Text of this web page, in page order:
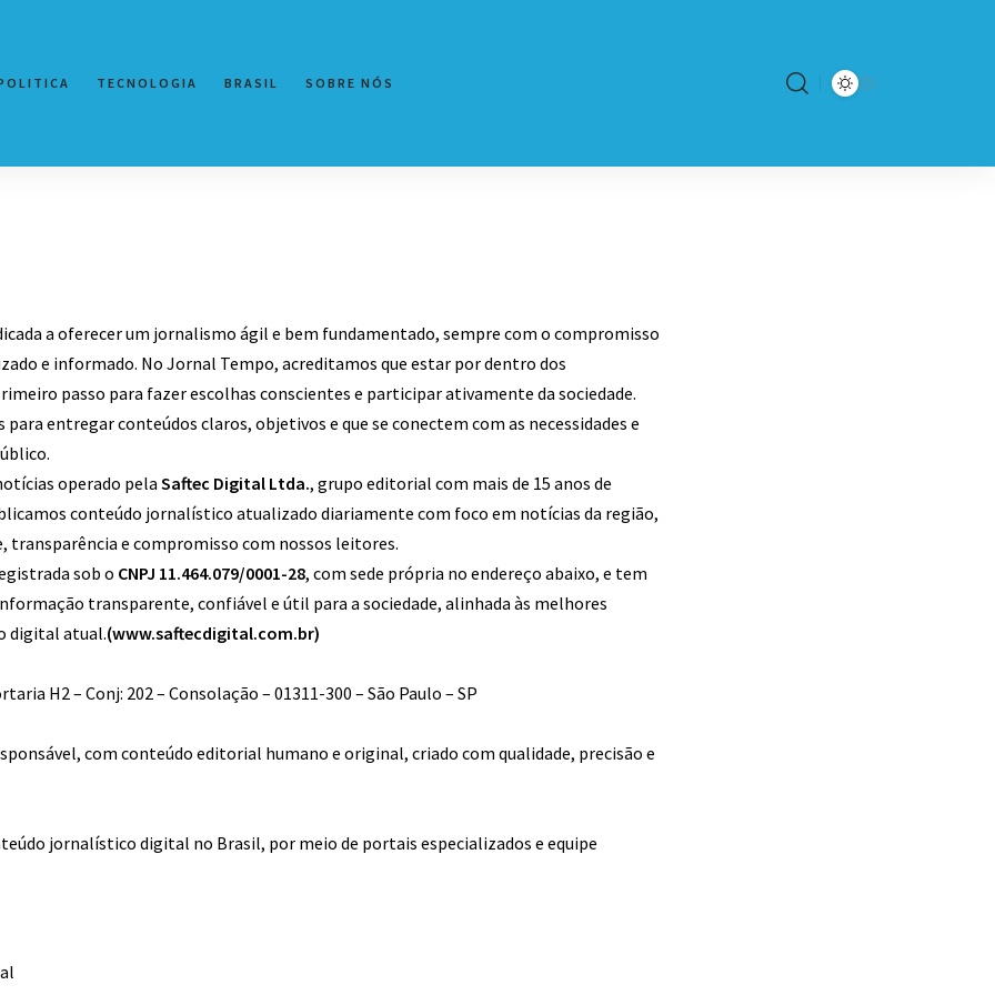
TECNOLOGIA BRASIL SOBRE NÓS
a oferecer um jornalismo ágil e bem fundamentado, sempre com o compromisso
e informado. No Jornal Tempo, acreditamos que estar por dentro dos
passo para fazer escolhas conscientes e participar ativamente da sociedade.
entregar conteúdos claros, objetivos e que se conectem com as necessidades e
operado pela Saftec Digital Ltda., grupo editorial com mais de 15 anos de
conteúdo jornalístico atualizado diariamente com foco em notícias da região,
transparência e compromisso com nossos leitores.
sob o CNPJ 11.464.079/0001-28, com sede própria no endereço abaixo, e tem
transparente, confiável e útil para a sociedade, alinhada às melhores
digital atual.(www.saftecdigital.com.br)
H2 – Conj: 202 – Consolação – 01311-300 – São Paulo – SP
com conteúdo editorial humano e original, criado com qualidade, precisão e
jornalístico digital no Brasil, por meio de portais especializados e equipe